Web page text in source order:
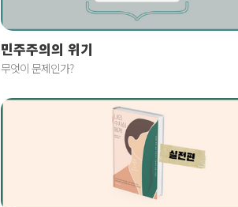
민주주의의 위기
무엇이 문제인가?